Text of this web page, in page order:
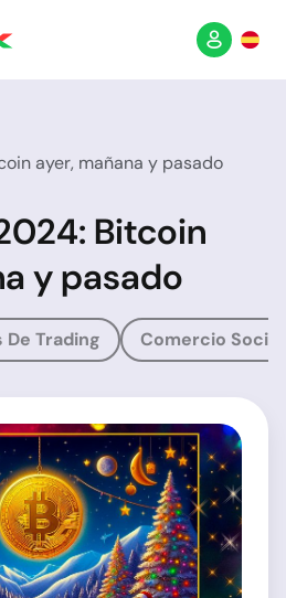
ayer, mañana y pasado
Bitcoin
y pasado
De Trading Comercio Social